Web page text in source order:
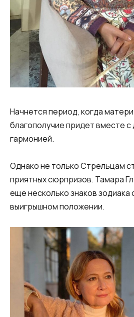
Начнется период, когда
благополучие придет вместе с
гармонией.
Однако не только Стрельцам
приятных сюрпризов. Тамара
еще несколько знаков зодиака
выигрышном положении.